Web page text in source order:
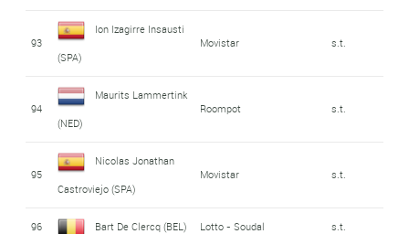
93
Ion Izagirre Insausti
(SPA)
Movistar s.t.
94
Maurits Lammertink
(NED)
Roompot s.t.
95
Nicolas Jonathan
Castroviejo (SPA)
Movistar s.t.
96 Bart De Clercq (BEL) Lotto - Soudal s.t.